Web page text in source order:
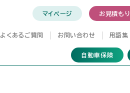
マイページ お見積もり
よくあるご質問 お問い合わせ 用語集
自動車保険